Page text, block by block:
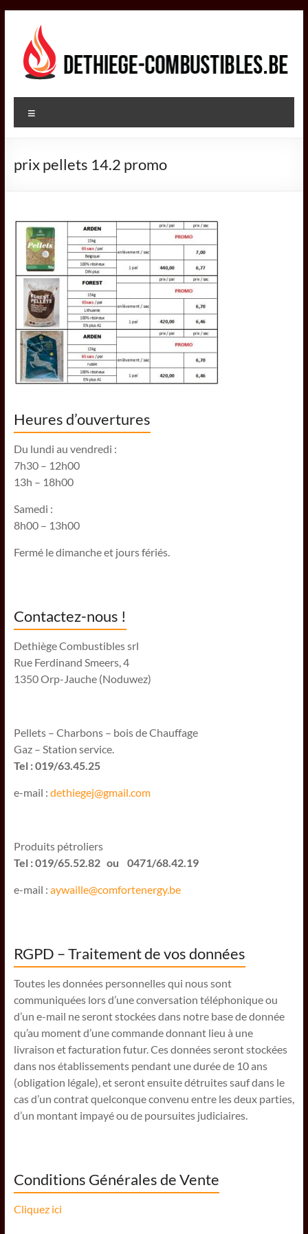
contenu
DETHIEGE
COMBUSTIBLES
dans
des
combustibles
prix pellets 14.2 promo
Heures d’ouvertures
Du lundi au vendredi :
7h30 – 12h00
13h – 18h00
Samedi :
8h00 – 13h00
Fermé le dimanche et jours fériés.
Contactez-nous !
Dethiège Combustibles srl
Rue Ferdinand Smeers, 4
1350 Orp-Jauche (Noduwez)
Pellets – Charbons – bois de Chauffage
Gaz – Station service.
Tel : 019/63.45.25
e-mail : dethiegej@gmail.com
Produits pétroliers
Tel : 019/65.52.82 ou 0471/68.42.19
e-mail : aywaille@comfortenergy.be
RGPD – Traitement de vos données
Toutes les données personnelles qui nous sont
communiquées lors d’une conversation téléphonique ou
d’un e-mail ne seront stockées dans notre base de donnée
qu’au moment d’une commande donnant lieu à une
livraison et facturation futur. Ces données seront stockées
dans nos établissements pendant une durée de 10 ans
(obligation légale), et seront ensuite détruites sauf dans le
cas d’un contrat quelconque convenu entre les deux parties,
d’un montant impayé ou de poursuites judiciaires.
Conditions Générales de Vente
Cliquez ici